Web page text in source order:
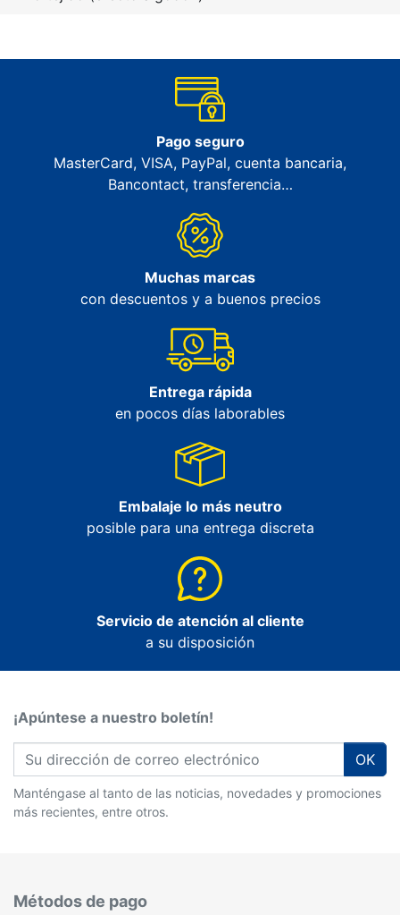
Pago seguro
MasterCard, VISA, PayPal, cuenta bancaria,
Bancontact, transferencia…
Muchas marcas
con descuentos y a buenos precios
Entrega rápida
en pocos días laborables
Embalaje lo más neutro
posible para una entrega discreta
Servicio de atención al cliente
a su disposición
¡Apúntese a nuestro boletín!
OK
Manténgase al tanto de las noticias, novedades y promociones
más recientes, entre otros.
Métodos de pago